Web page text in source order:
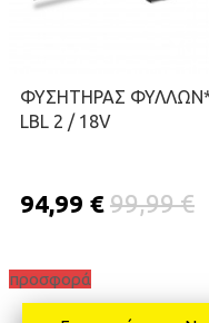
ΦΥΣΗΤΗΡΑΣ
LBL 2 / 18V
99,99 €
94,99 €
προσφορά